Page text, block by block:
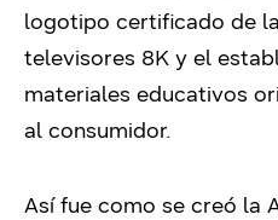
logotipo certificado de
televisores 8K y el
materiales educativos
al consumidor.
Así fue como se creó la